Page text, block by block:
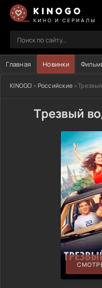
KINOGO
КИНО И СЕРИАЛЫ
Главная Новинки
KINOGO » Российские »
Трезвый